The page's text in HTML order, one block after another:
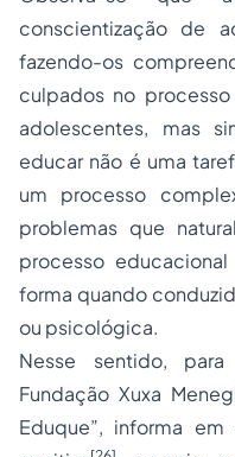
conscientização de
fazendo-os
culpados no
adolescentes, mas
educar não é uma
um processo
problemas que
processo
forma quando
ou psicológica.
Nesse sentido,
Fundação Xuxa
Eduque”, informa